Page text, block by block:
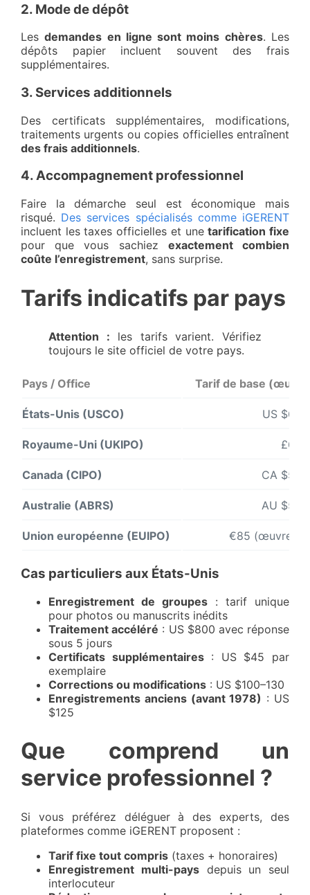
2. Mode de dépôt
Lesdemandes en ligne sont moins chères. Les
dépôts papier incluent souvent des frais
supplémentaires.
3. Services additionnels
Des certificats supplémentaires, modifications,
traitements urgents ou copies officielles entraînent
des frais additionnels.
4. Accompagnement professionnel
Faire la démarche seul est économique mais
risqué. Des services spécialisés comme iGERENT
incluent les taxes officielles et unetarification fixe
pour que vous sachiez exactement combien
coûte l’enregistrement, sans surprise.
Tarifs indicatifs par pays
Attention : les tarifs varient. Vérifiez
toujours le site officiel de votre pays.
Pays / Office Tarif de base
États-Unis (USCO) US $65
Royaume-Uni (UKIPO) £62
Canada (CIPO) CA $50
Australie (ABRS) AU $50
Union européenne (EUIPO) €85 (œuvres
Cas particuliers aux États-Unis
Enregistrement de groupes : tarif unique
pour photos ou manuscrits inédits
Traitement accéléré : US $800 avec réponse
sous 5 jours
Certificats supplémentaires: US $45 par
exemplaire
Corrections ou modifications : US $100–130
Enregistrements anciens (avant 1978) : US
$125
Que comprend un
service professionnel ?
Si vous préférez déléguer à des experts, des
plateformes comme iGERENT proposent :
Tarif fixe tout compris (taxes + honoraires)
Enregistrement multi-paysdepuis un seul
interlocuteur